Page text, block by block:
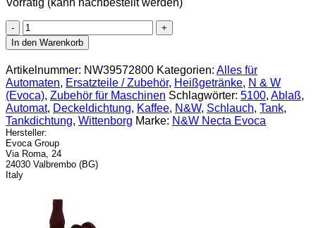
Vorrätig (kann nachbestellt werden)
Evoca
Tankdichtung
FB5100
Menge
In den Warenkorb
Artikelnummer: NW39572800 Kategorien: Alles für
Automaten, Ersatzteile / Zubehör, Heißgetränke, N & W
(Evoca), Zubehör für Maschinen Schlagwörter: 5100, Ablaß,
Automat, Deckeldichtung, Kaffee, N&W, Schlauch, Tank,
Tankdichtung, Wittenborg Marke: N&W Necta Evoca
Hersteller:
Evoca Group
Via Roma, 24
24030 Valbrembo (BG)
Italy